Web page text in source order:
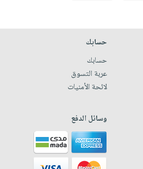
حسابك
حسابك
عربة التسوق
لائحة الأمنيات
وسائل الدفع